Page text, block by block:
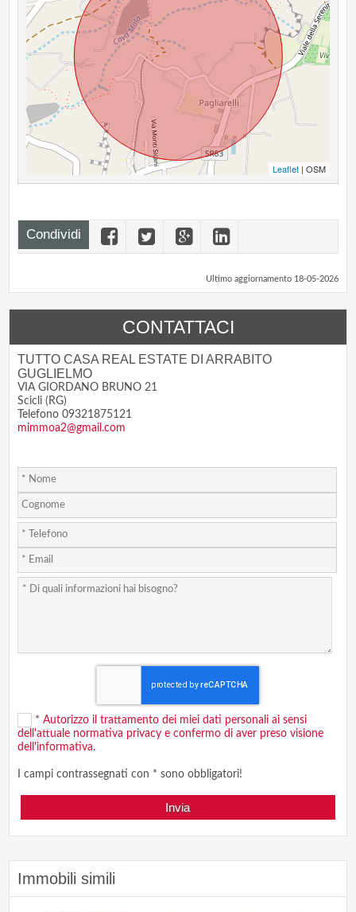
Leaflet| OSM
Condividi
Ultimo aggiornamento 18-05-2026
CONTATTACI
TUTTO CASA REAL ESTATE DI ARRABITO
GUGLIELMO
VIA GIORDANO BRUNO 21
Scicli (RG)
Telefono 09321875121
mimmoa2@gmail.com
*Autorizzo il trattamento dei miei dati personali ai sensi
dell'attuale normativa privacy e confermo di aver preso visione
dell'informativa.
I campi contrassegnati con * sono obbligatori!
Immobili simili